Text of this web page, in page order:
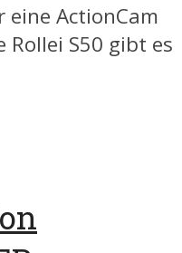
ActionCam
S50 gibt es